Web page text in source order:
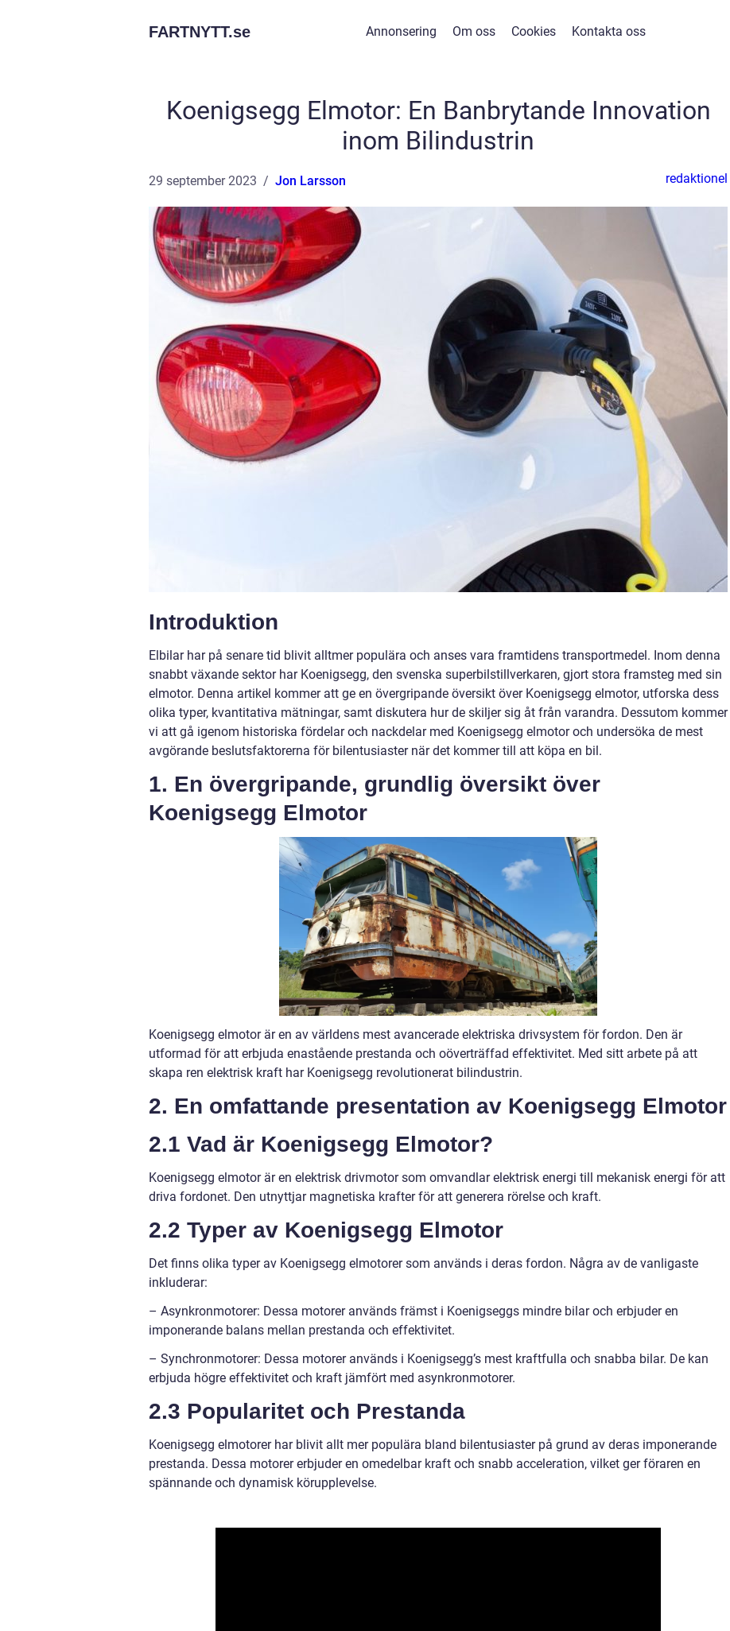
FARTNYTT.se Annonsering Om oss Cookies Kontakta oss
Koenigsegg Elmotor: En Banbrytande Innovation
inom Bilindustrin
29 september 2023 Jon Larsson redaktionel
Introduktion
Elbilar har på senare tid blivit alltmer populära och anses vara framtidens transportmedel. Inom denna
snabbt växande sektor har Koenigsegg, den svenska superbilstillverkaren, gjort stora framsteg med sin
elmotor. Denna artikel kommer att ge en övergripande översikt över Koenigsegg elmotor, utforska dess
olika typer, kvantitativa mätningar, samt diskutera hur de skiljer sig åt från varandra. Dessutom kommer
vi att gå igenom historiska fördelar och nackdelar med Koenigsegg elmotor och undersöka de mest
avgörande beslutsfaktorerna för bilentusiaster när det kommer till att köpa en bil.
1. En övergripande, grundlig översikt över
Koenigsegg Elmotor
Koenigsegg elmotor är en av världens mest avancerade elektriska drivsystem för fordon. Den är
utformad för att erbjuda enastående prestanda och oöverträffad effektivitet. Med sitt arbete på att
skapa ren elektrisk kraft har Koenigsegg revolutionerat bilindustrin.
2. En omfattande presentation av Koenigsegg Elmotor
2.1 Vad är Koenigsegg Elmotor?
Koenigsegg elmotor är en elektrisk drivmotor som omvandlar elektrisk energi till mekanisk energi för att
driva fordonet. Den utnyttjar magnetiska krafter för att generera rörelse och kraft.
2.2 Typer av Koenigsegg Elmotor
Det finns olika typer av Koenigsegg elmotorer som används i deras fordon. Några av de vanligaste
inkluderar:
– Asynkronmotorer: Dessa motorer används främst i Koenigseggs mindre bilar och erbjuder en
imponerande balans mellan prestanda och effektivitet.
– Synchronmotorer: Dessa motorer används i Koenigsegg’s mest kraftfulla och snabba bilar. De kan
erbjuda högre effektivitet och kraft jämfört med asynkronmotorer.
2.3 Popularitet och Prestanda
Koenigsegg elmotorer har blivit allt mer populära bland bilentusiaster på grund av deras imponerande
prestanda. Dessa motorer erbjuder en omedelbar kraft och snabb acceleration, vilket ger föraren en
spännande och dynamisk körupplevelse.